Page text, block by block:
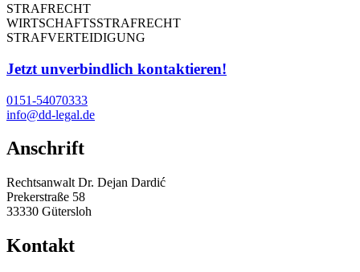
STRAFRECHT
WIRTSCHAFTSSTRAFRECHT
STRAFVERTEIDIGUNG
Jetzt unverbindlich kontaktieren!
0151-54070333
info@dd-legal.de
Anschrift
Rechtsanwalt Dr. Dejan Dardić
Prekerstraße 58
33330 Gütersloh
Kontakt